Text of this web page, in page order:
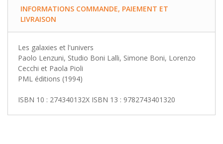
INFORMATIONS COMMANDE, PAIEMENT ET
LIVRAISON
Les galaxies et l'univers
Paolo Lenzuni, Studio Boni Lalli, Simone Boni, Lorenzo
Cecchi et Paola Pioli
PML éditions (1994)
ISBN 10 : 274340132X ISBN 13 : 9782743401320